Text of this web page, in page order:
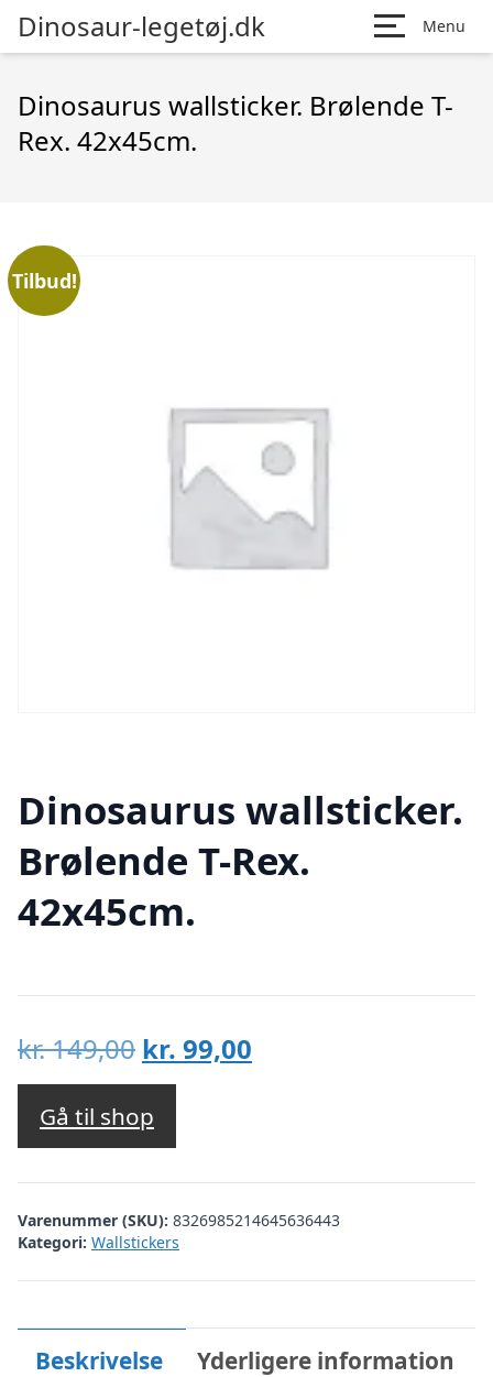
Dinosaur-legetøj.dk Menu
Dinosaurus wallsticker. Brølende T-
Rex. 42x45cm.
Tilbud!
Dinosaurus wallsticker.
Brølende T-Rex.
42x45cm.
kr.149,00 Den
oprindelige
pris
var:
kr. 149,00.
kr. 99,00
kr. 99,00.
Gå til shop
Varenummer (SKU): 8326985214645636443
Kategori: Wallstickers
Beskrivelse Yderligere information